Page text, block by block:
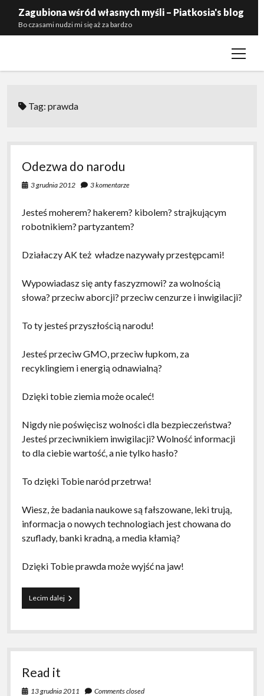
Zagubiona wśród własnych myśli – Piatkosia's blog
Bo czasami nudzi mi się aż za bardzo
open
Tag:prawda
Odezwa do narodu
3 grudnia 2012 3 komentarze
Jesteś moherem? hakerem? kibolem? strajkującym
robotnikiem? partyzantem?
Działaczy AK też władze nazywały przestępcami!
Wypowiadasz się anty faszyzmowi? za wolnością
słowa? przeciw aborcji? przeciw cenzurze i inwigilacji?
To ty jesteś przyszłością narodu!
Jesteś przeciw GMO, przeciw łupkom, za
recyklingiem i energią odnawialną?
Dzięki tobie ziemia może ocaleć!
Nigdy nie poświęcisz wolności dla bezpieczeństwa?
Jesteś przeciwnikiem inwigilacji? Wolność informacji
to dla ciebie wartość, a nie tylko hasło?
To dzięki Tobie naród przetrwa!
Wiesz, że badania naukowe są fałszowane, leki trują,
informacja o nowych technologiach jest chowana do
szuflady, banki kradną, a media kłamią?
Dzięki Tobie prawda może wyjść na jaw!
Lecim dalejOdezwa
do
Read it
13 grudnia 2011 Comments closed